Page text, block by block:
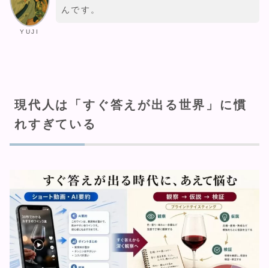
YUJI
んです。
現代人は「すぐ答えが出る世界」に慣
れすぎている